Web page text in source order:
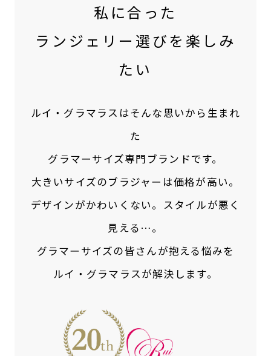
私に合った
ランジェリー選びを楽しみ
たい
ルイ・グラマラスはそんな思いから生まれ
た
グラマーサイズ専門ブランドです。
大きいサイズのブラジャーは価格が高い。
デザインがかわいくない。スタイルが悪く
見える…。
グラマーサイズの皆さんが抱える悩みを
ルイ・グラマラスが解決します。